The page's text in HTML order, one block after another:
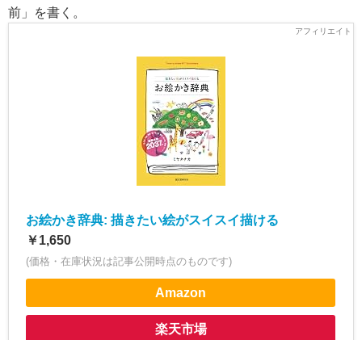
前」を書く。
お絵かき辞典: 描きたい絵がスイスイ描ける
￥1,650
(価格・在庫状況は記事公開時点のものです)
Amazon
楽天市場